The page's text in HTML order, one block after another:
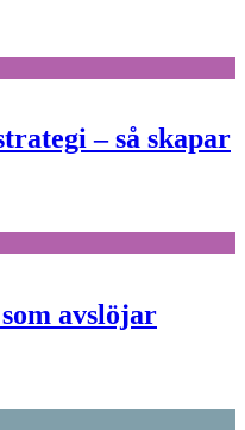
– så skapar
avslöjar